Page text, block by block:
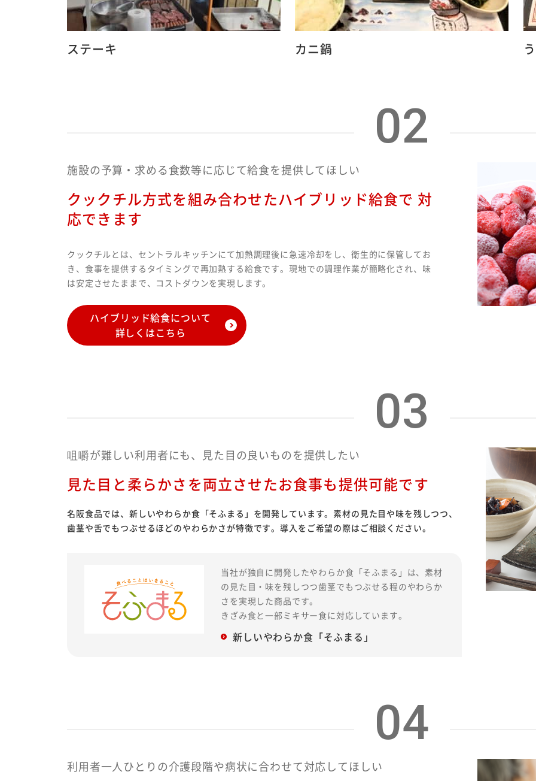
ステーキ カニ鍋
02
施設の予算・求める食数等に応じて給食を提供してほしい
クックチル方式を組み合わせたハイブリッド給食で 対
応できます
クックチルとは、セントラルキッチンにて加熱調理後に急速冷却をし、衛生的に保管してお
き、食事を提供するタイミングで再加熱する給食です。現地での調理作業が簡略化され、味
は安定させたままで、コストダウンを実現します。
ハイブリッド給食について
詳しくはこちら
03
咀嚼が難しい利用者にも、見た目の良いものを提供したい
見た目と柔らかさを両立させたお食事も提供可能です
名阪食品では、新しいやわらか食「そふまる」を開発しています。素材の見た目や味を残しつつ、
歯茎や舌でもつぶせるほどのやわらかさが特徴です。導入をご希望の際はご相談ください。
当社が独自に開発したやわらか食「そふまる」は、素材
の見た目・味を残しつつ歯茎でもつぶせる程のやわらか
さを実現した商品です。
きざみ食と一部ミキサー食に対応しています。
新しいやわらか食「そふまる」
04
利用者一人ひとりの介護段階や病状に合わせて対応してほしい